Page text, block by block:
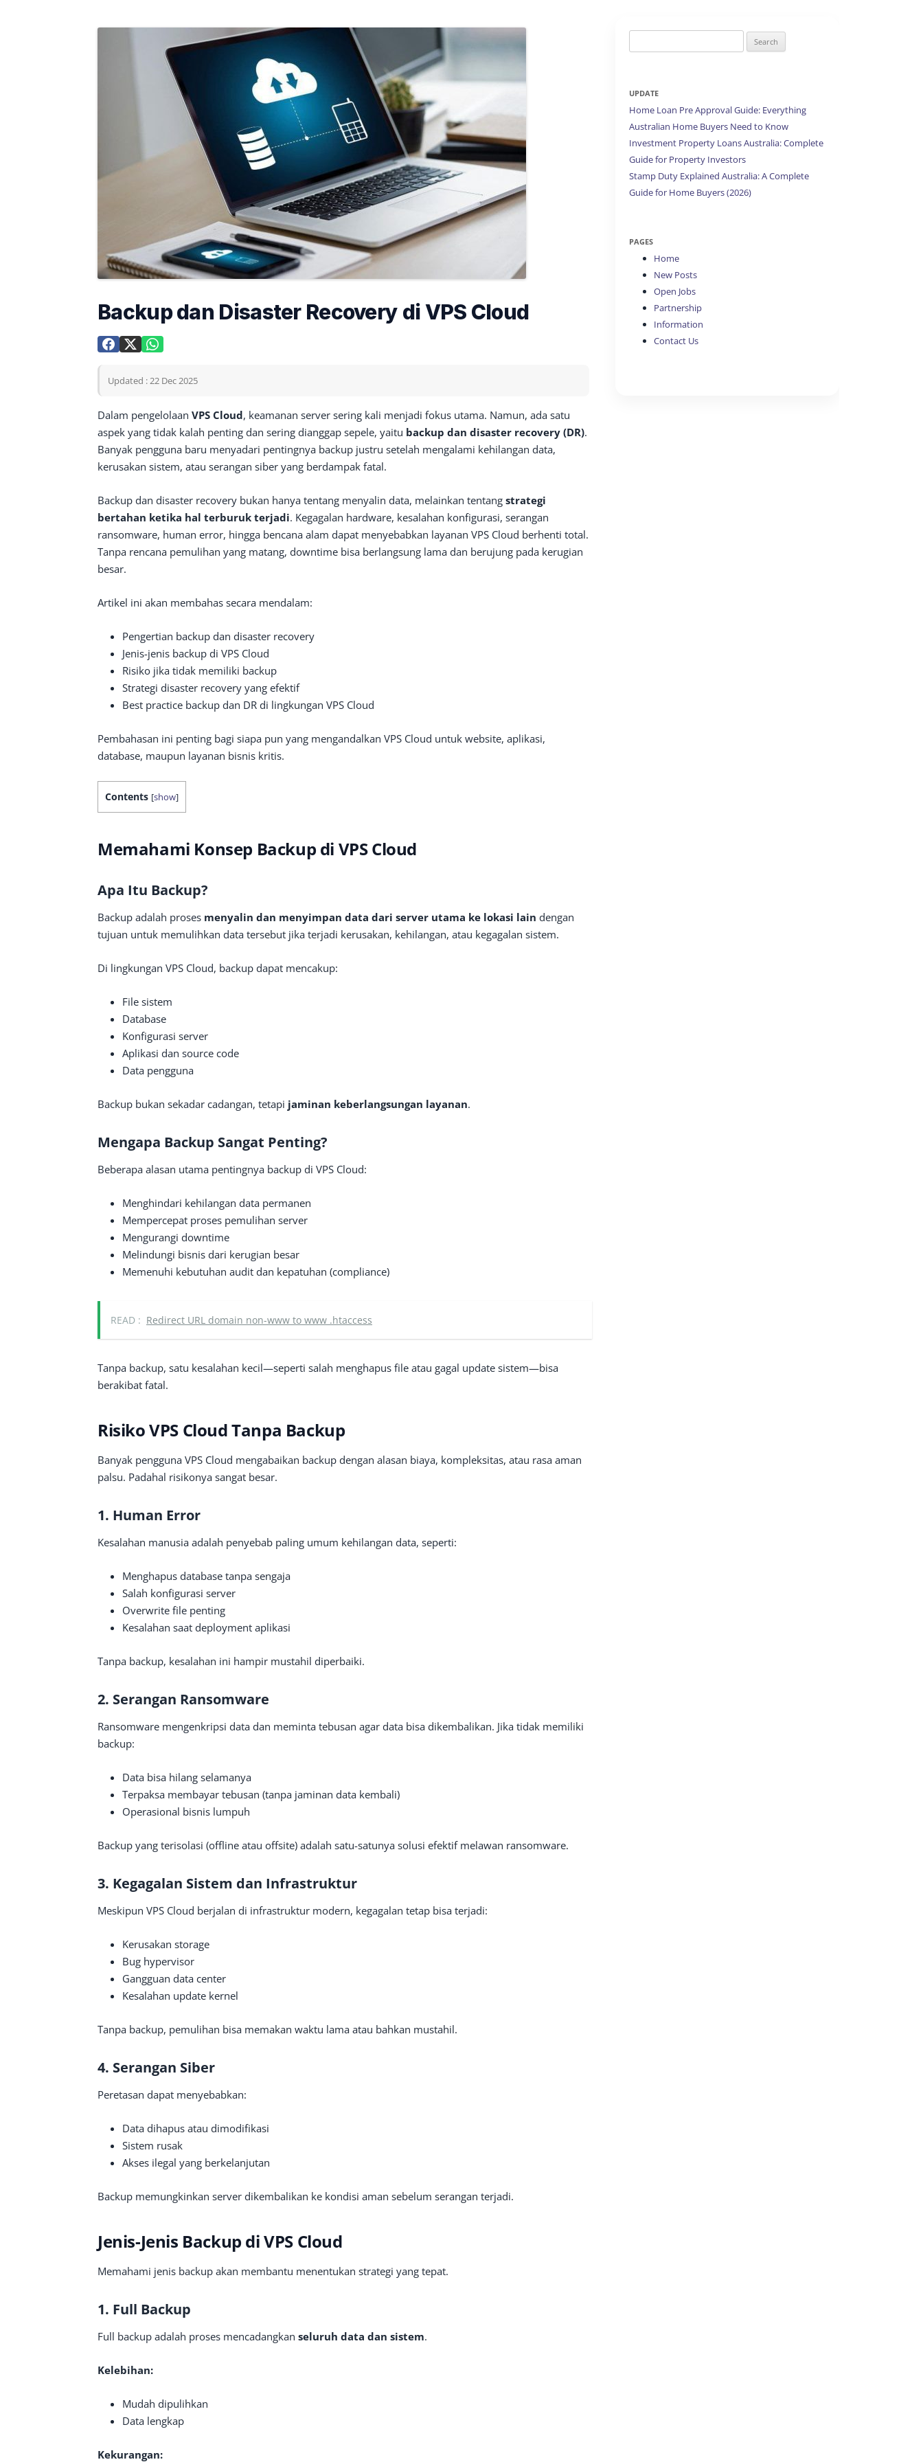
Backup dan Disaster Recovery di VPS Cloud
Updated : 22 Dec 2025
Dalam pengelolaan VPS Cloud, keamanan server sering kali menjadi fokus utama. Namun, ada satu
aspek yang tidak kalah penting dan sering dianggap sepele, yaitu backup dan disaster recovery (DR).
Banyak pengguna baru menyadari pentingnya backup justru setelah mengalami kehilangan data,
kerusakan sistem, atau serangan siber yang berdampak fatal.
Backup dan disaster recovery bukan hanya tentang menyalin data, melainkan tentang strategi
bertahan ketika hal terburuk terjadi. Kegagalan hardware, kesalahan konfigurasi, serangan
ransomware, human error, hingga bencana alam dapat menyebabkan layanan VPS Cloud berhenti total.
Tanpa rencana pemulihan yang matang, downtime bisa berlangsung lama dan berujung pada kerugian
besar.
Artikel ini akan membahas secara mendalam:
Pengertian backup dan disaster recovery
Jenis-jenis backup di VPS Cloud
Risiko jika tidak memiliki backup
Strategi disaster recovery yang efektif
Best practice backup dan DR di lingkungan VPS Cloud
Pembahasan ini penting bagi siapa pun yang mengandalkan VPS Cloud untuk website, aplikasi,
database, maupun layanan bisnis kritis.
Contents [show]
Memahami Konsep Backup di VPS Cloud
Apa Itu Backup?
Backup adalah proses menyalin dan menyimpan data dari server utama ke lokasi lain dengan
tujuan untuk memulihkan data tersebut jika terjadi kerusakan, kehilangan, atau kegagalan sistem.
Di lingkungan VPS Cloud, backup dapat mencakup:
File sistem
Database
Konfigurasi server
Aplikasi dan source code
Data pengguna
Backup bukan sekadar cadangan, tetapi jaminan keberlangsungan layanan.
Mengapa Backup Sangat Penting?
Beberapa alasan utama pentingnya backup di VPS Cloud:
Menghindari kehilangan data permanen
Mempercepat proses pemulihan server
Mengurangi downtime
Melindungi bisnis dari kerugian besar
Memenuhi kebutuhan audit dan kepatuhan (compliance)
READ : Redirect URL domain non-www to www .htaccess
Tanpa backup, satu kesalahan kecil—seperti salah menghapus file atau gagal update sistem—bisa
berakibat fatal.
Risiko VPS Cloud Tanpa Backup
Banyak pengguna VPS Cloud mengabaikan backup dengan alasan biaya, kompleksitas, atau rasa aman
palsu. Padahal risikonya sangat besar.
1. Human Error
Kesalahan manusia adalah penyebab paling umum kehilangan data, seperti:
Menghapus database tanpa sengaja
Salah konfigurasi server
Overwrite file penting
Kesalahan saat deployment aplikasi
Tanpa backup, kesalahan ini hampir mustahil diperbaiki.
2. Serangan Ransomware
Ransomware mengenkripsi data dan meminta tebusan agar data bisa dikembalikan. Jika tidak memiliki
backup:
Data bisa hilang selamanya
Terpaksa membayar tebusan (tanpa jaminan data kembali)
Operasional bisnis lumpuh
Backup yang terisolasi (offline atau offsite) adalah satu-satunya solusi efektif melawan ransomware.
3. Kegagalan Sistem dan Infrastruktur
Meskipun VPS Cloud berjalan di infrastruktur modern, kegagalan tetap bisa terjadi:
Kerusakan storage
Bug hypervisor
Gangguan data center
Kesalahan update kernel
Tanpa backup, pemulihan bisa memakan waktu lama atau bahkan mustahil.
4. Serangan Siber
Peretasan dapat menyebabkan:
Data dihapus atau dimodifikasi
Sistem rusak
Akses ilegal yang berkelanjutan
Backup memungkinkan server dikembalikan ke kondisi aman sebelum serangan terjadi.
Jenis-Jenis Backup di VPS Cloud
Memahami jenis backup akan membantu menentukan strategi yang tepat.
1. Full Backup
Full backup adalah proses mencadangkan seluruh data dan sistem.
Kelebihan:
Mudah dipulihkan
Data lengkap
Kekurangan:
for:
UPDATE
Home Loan Pre Approval Guide: Everything
Australian Home Buyers Need to Know
Investment Property Loans Australia: Complete
Guide for Property Investors
Stamp Duty Explained Australia: A Complete
Guide for Home Buyers (2026)
PAGES
Home
New Posts
Open Jobs
Partnership
Information
Contact Us